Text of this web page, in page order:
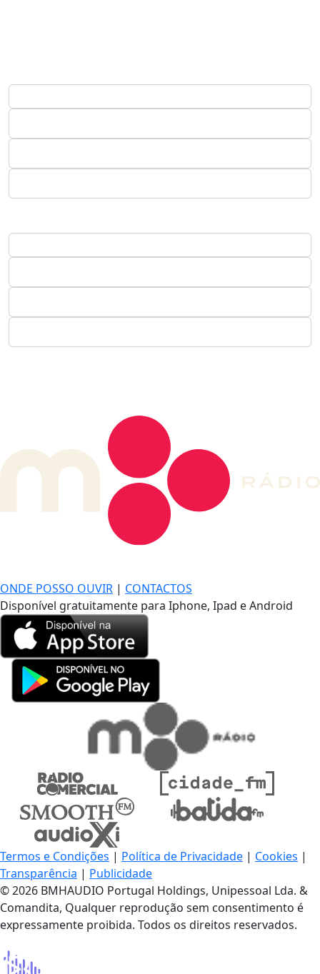
ONDE POSSO OUVIR | CONTACTOS
Disponível gratuitamente para Iphone, Ipad e Android
Termos e Condições | Política de Privacidade | Cookies |
Transparência | Publicidade
© 2026 BMHAUDIO Portugal Holdings, Unipessoal Lda. &
Comandita, Qualquer reprodução sem consentimento é
expressamente proibida. Todos os direitos reservados.